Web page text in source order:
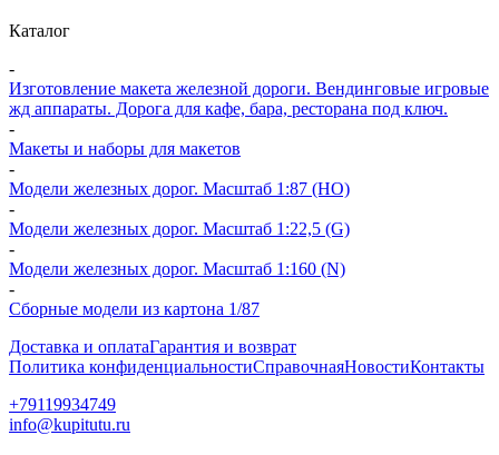
Каталог
-
Изготовление макета железной дороги. Вендинговые игровые
жд аппараты. Дорога для кафе, бара, ресторана под ключ.
-
Макеты и наборы для макетов
-
Модели железных дорог. Масштаб 1:87 (HO)
-
Модели железных дорог. Масштаб 1:22,5 (G)
-
Модели железных дорог. Масштаб 1:160 (N)
-
Сборные модели из картона 1/87
Доставка и оплатаГарантия и возврат
Политика конфиденциальностиСправочнаяНовостиКонтакты
+79119934749
info@kupitutu.ru